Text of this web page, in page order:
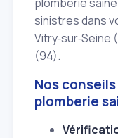
sinistres dans
Vitry‑sur‑Seine
(94).
Nos
plomberie